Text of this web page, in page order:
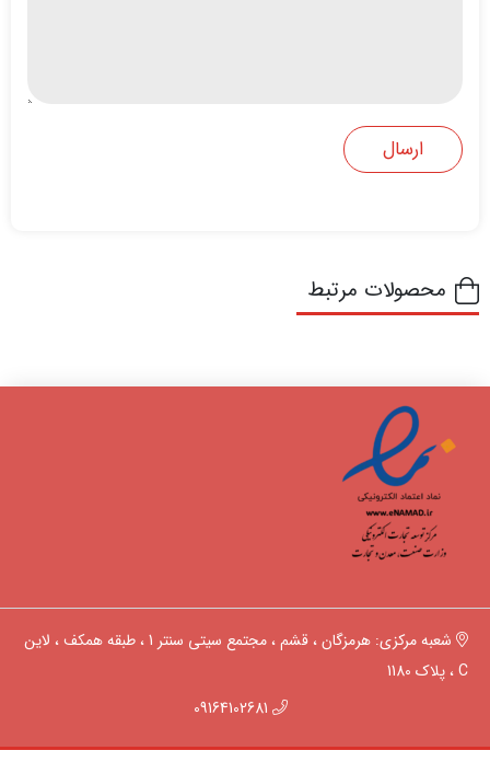
محصولات مرتبط
شعبه مرکزی: هرمزگان ، قشم ، مجتمع سیتی سنتر 1 ، طبقه همکف ، لاین
C ، پلاک 1180
09164102681